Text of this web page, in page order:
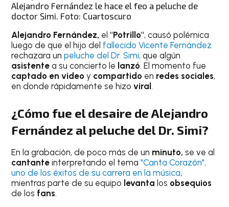
Alejandro Fernández le hace el feo a peluche de
doctor Simi. Foto: Cuartoscuro
Alejandro Fernández, el "Potrillo", causó polémica
luego de que el hijo del fallecido Vicente Fernández
rechazara unpeluche del Dr. Simi,que algún
asistentea su concierto le lanzó. El momento fue
captado en videoy compartido en redes sociales,
en donde rápidamente se hizoviral.
¿Cómo fue el desaire de Alejandro
Fernández al peluche del Dr. Simi?
En la grabación, de poco más de un minuto,se ve al
cantanteinterpretando el tema "Canta Corazón",
uno de los éxitos de su carrera en la música,
mientras parte de su equipo levantalos obsequios
de los fans.